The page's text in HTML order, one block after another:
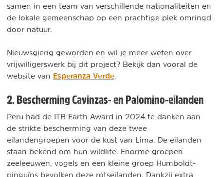
samen in een team van verschillende nationaliteiten en
de lokale gemeenschap op een prachtige plek omringd
door natuur.
Nieuwsgierig geworden en wil je meer weten over
vrijwilligerswerk bij dit project? Bekijk dan vooral de
website van Esperanza Verde.
2. Bescherming Cavinzas- en Palomino-eilanden
Peru had de ITB Earth Award in 2024 te danken aan
de strikte bescherming van deze twee
eilandengroepen voor de kust van Lima. De eilanden
staan bekend om hun wildlife. Enorme groepen
zeeleeuwen, vogels en een kleine groep Humboldt-
pinguïns bevolken deze rotseilanden. Dankzij extra